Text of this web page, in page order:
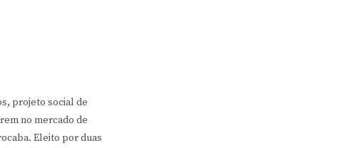
projeto social de
no mercado de
Eleito por duas